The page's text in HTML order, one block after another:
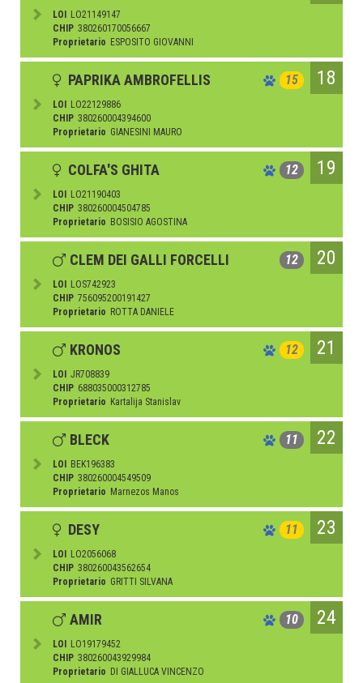
LOI
LO21149147
CHIP 380260170056667
Proprietario ESPOSITO GIOVANNI
PAPRIKA AMBROFELLIS 15 18
LOI
LO22129886
CHIP 380260004394600
Proprietario GIANESINI MAURO
COLFA'S GHITA 12 19
LOI
LO21190403
CHIP 380260004504785
Proprietario BOSISIO AGOSTINA
CLEM DEI GALLI FORCELLI 12 20
LOI
LOS742923
CHIP 756095200191427
Proprietario ROTTA DANIELE
KRONOS 12 21
LOI
JR708839
CHIP 688035000312785
Proprietario Kartalija Stanislav
BLECK 11 22
LOI
BEK196383
CHIP 380260004549509
Proprietario Marnezos Manos
DESY 11 23
LOI
LO2056068
CHIP 380260043562654
Proprietario GRITTI SILVANA
AMIR 10 24
LOI
LO19179452
CHIP 380260043929984
Proprietario DI GIALLUCA VINCENZO